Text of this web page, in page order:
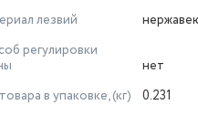
лезвий
регулировки
нет
в упаковке, (кг)
0.231